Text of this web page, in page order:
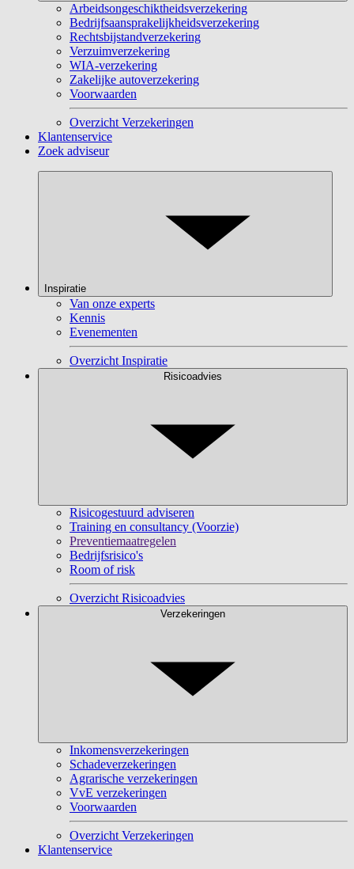
Arbeidsongeschiktheidsverzekering
Bedrijfsaansprakelijkheidsverzekering
Rechtsbijstandverzekering
Verzuimverzekering
WIA-verzekering
Zakelijke autoverzekering
Voorwaarden
Overzicht Verzekeringen
Klantenservice
Zoek adviseur
Inspiratie
Van onze experts
Kennis
Evenementen
Overzicht Inspiratie
Risicoadvies
Risicogestuurd adviseren
Training en consultancy (Voorzie)
Preventiemaatregelen
Bedrijfsrisico's
Room of risk
Overzicht Risicoadvies
Verzekeringen
Inkomensverzekeringen
Schadeverzekeringen
Agrarische verzekeringen
VvE verzekeringen
Voorwaarden
Overzicht Verzekeringen
Klantenservice